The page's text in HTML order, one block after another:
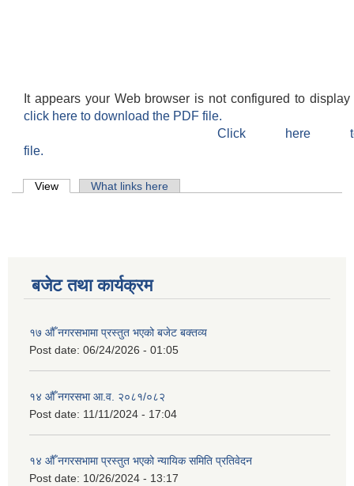
It appears your Web browser is not configured to
click here to download the PDF file.
Click here
file.
Primary tabs
View (active tab)What links here
बजेट तथा कार्यक्रम
१७ औँ नगरसभामा प्रस्तुत भएको बजेट बक्तव्य
Post date: 06/24/2026 - 01:05
१४ औँ नगरसभा आ.व. २०८१/०८२
Post date: 11/11/2024 - 17:04
१४ औँ नगरसभामा प्रस्तुत भएको न्यायिक समिति प्रतिवेदन
Post date: 10/26/2024 - 13:17